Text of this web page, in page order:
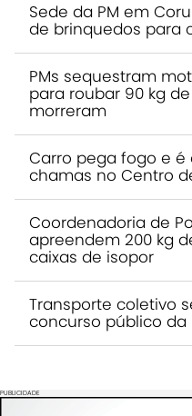
Sede da PM em
de brinquedos para
PMs sequestram
para roubar 90 kg
morreram
Carro pega fogo e
chamas no Centro
Coordenadoria de
apreendem 200 kg
caixas de isopor
Transporte coletivo
concurso público da
PUBLICIDADE